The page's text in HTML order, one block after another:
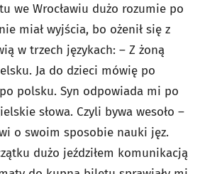
we Wrocławiu dużo rozumie po
miał wyjścia, bo ożenił się z
w trzech językach: – Z żoną
Ja do dzieci mówię po
polsku. Syn odpowiada mi po
słowa. Czyli bywa wesoło –
o swoim sposobie nauki jęz.
dużo jeździłem komunikacją